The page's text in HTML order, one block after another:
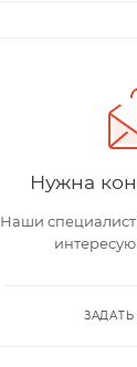
Нужна
Наши